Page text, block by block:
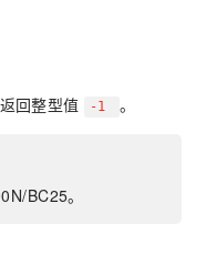
回整型值 -1 。
BC25。